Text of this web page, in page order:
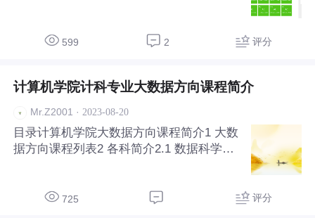
荐给大家学习。
599 2 评分
计算机学院计科专业大数据方向课程简介
Mr.Z2001 · 2023-08-20
目录计算机学院大数据方向课程简介1 大数
据方向课程列表2 各科简介2.1 数据科学导
训3 结语 计算机学院大数据方向课程简介 1
725 评分